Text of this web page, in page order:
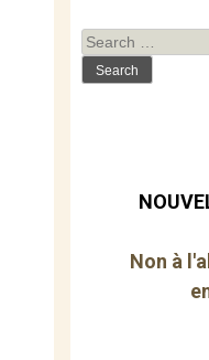
Search
for:
Non à